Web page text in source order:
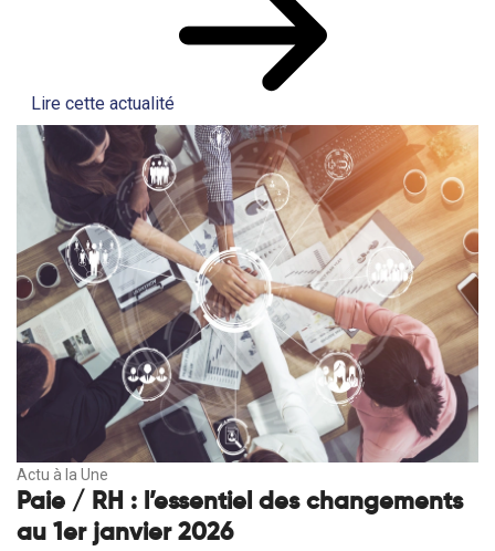
Lire cette actualité
Actu à la Une
Paie / RH : l’essentiel des changements
au 1er janvier 2026